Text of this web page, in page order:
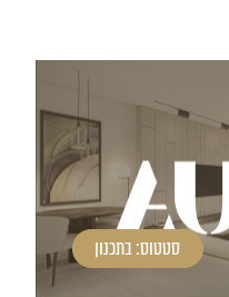
סטטוס: בתכנון